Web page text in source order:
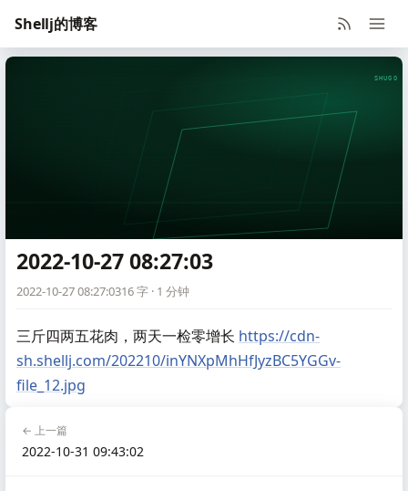
Shellj的博客
SHUGO
2022-10-27 08:27:03
2022-10-27 08:27:0316 字 · 1 分钟
三斤四两五花肉，两天一检零增长 https://cdn-
sh.shellj.com/202210/inYNXpMhHfJyzBC5YGGv-
file_12.jpg
← 上一篇
2022-10-31 09:43:02